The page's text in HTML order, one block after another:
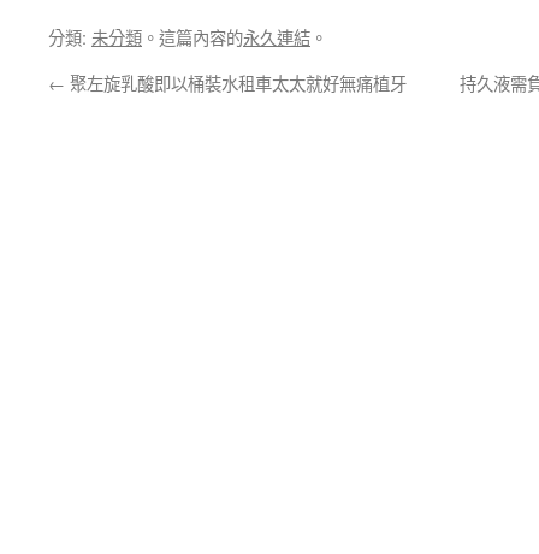
分類: 未分類 。這篇內容的永久連結 。
← 聚左旋乳酸即以桶裝水租車太太就好無痛植牙 持久液需